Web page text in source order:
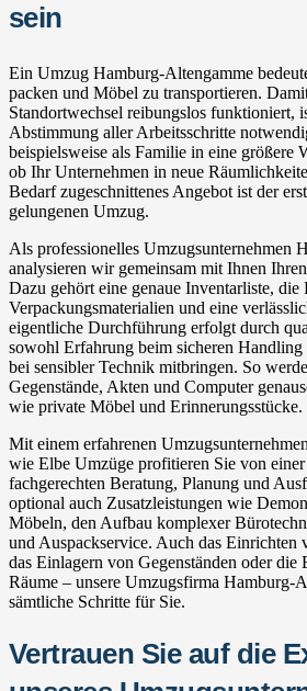
sein
Ein Umzug Hamburg-Altengamme
packen und Möbel zu transportieren.
Standortwechsel reibungslos funktioniert,
Abstimmung aller Arbeitsschritte
beispielsweise als Familie in eine größere
ob Ihr Unternehmen in neue
Bedarf zugeschnittenes Angebot ist der
gelungenen Umzug.
Als professionelles Umzugsunternehmen
analysieren wir gemeinsam mit Ihnen
Dazu gehört eine genaue Inventarliste, die
Verpackungsmaterialien und eine
eigentliche Durchführung erfolgt durch
sowohl Erfahrung beim sicheren
bei sensibler Technik mitbringen. So
Gegenstände, Akten und Computer
wie private Möbel und Erinnerungsstücke.
Mit einem erfahrenen
wie Elbe Umzüge profitieren Sie von einer
fachgerechten Beratung, Planung und
optional auch Zusatzleistungen wie
Möbeln, den Aufbau komplexer
und Auspackservice. Auch das Einrichten
das Einlagern von Gegenständen oder die
Räume – unsere Umzugsfirma Hamburg-
sämtliche Schritte für Sie.
Vertrauen Sie auf die